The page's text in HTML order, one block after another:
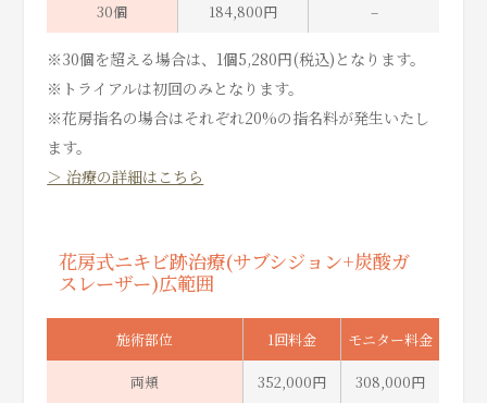
30個 184,800円 –
※30個を超える場合は、1個5,280円(税込)となります。
※トライアルは初回のみとなります。
※花房指名の場合はそれぞれ20%の指名料が発生いたし
ます。
＞ 治療の詳細はこちら
花房式ニキビ跡治療(サブシジョン+炭酸ガ
スレーザー)広範囲
施術部位 1回料金 モニター料金
両頬 352,000円 308,000円